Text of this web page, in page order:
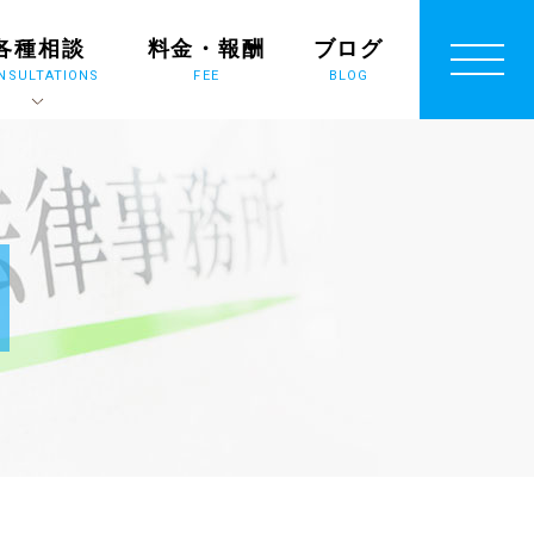
種相談 料金・報酬
FEE
ブログ
BLOG